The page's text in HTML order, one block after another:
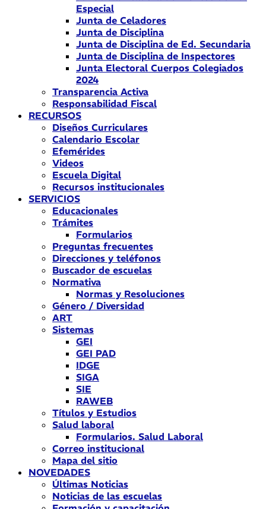
Especial
Junta de Celadores
Junta de Disciplina
Junta de Disciplina de Ed. Secundaria
Junta de Disciplina de Inspectores
Junta Electoral Cuerpos Colegiados
2024
Transparencia Activa
Responsabilidad Fiscal
RECURSOS
Diseños Curriculares
Calendario Escolar
Efemérides
Videos
Escuela Digital
Recursos institucionales
SERVICIOS
Educacionales
Trámites
Formularios
Preguntas frecuentes
Direcciones y teléfonos
Buscador de escuelas
Normativa
Normas y Resoluciones
Género / Diversidad
ART
Sistemas
GEI
GEI PAD
IDGE
SIGA
SIE
RAWEB
Títulos y Estudios
Salud laboral
Formularios. Salud Laboral
Correo institucional
Mapa del sitio
NOVEDADES
Últimas Noticias
Noticias de las escuelas